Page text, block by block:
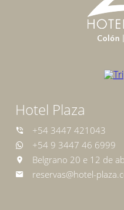
Hotel Plaza
+54 3447 421043
+54 9 3447 46 6999
Belgrano 20 e 12 de
reservas@hotel-